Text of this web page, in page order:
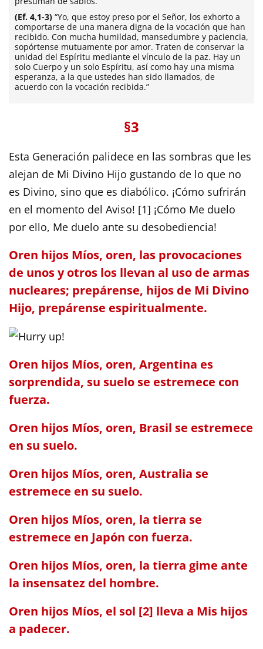
(Ef. 4,1-3) “Yo, que estoy preso por el Señor, los exhorto a
comportarse de una manera digna de la vocación que han
recibido. Con mucha humildad, mansedumbre y paciencia,
sopórtense mutuamente por amor. Traten de conservar la
unidad del Espíritu mediante el vínculo de la paz. Hay un
solo Cuerpo y un solo Espíritu, así como hay una misma
esperanza, a la que ustedes han sido llamados, de
acuerdo con la vocación recibida.”
§3
Esta Generación palidece en las sombras que les
alejan de Mi Divino Hijo gustando de lo que no
es Divino, sino que es diabólico. ¡Cómo sufrirán
en el momento del Aviso! [1] ¡Cómo Me duelo
por ello, Me duelo ante su desobediencia!
Oren hijos Míos, oren, las provocaciones
de unos y otros los llevan al uso de armas
nucleares; prepárense, hijos de Mi Divino
Hijo, prepárense espiritualmente.
Oren hijos Míos, oren, Argentina es
sorprendida, su suelo se estremece con
fuerza.
Oren hijos Míos, oren, Brasil se estremece
en su suelo.
Oren hijos Míos, oren, Australia se
estremece en su suelo.
Oren hijos Míos, oren, la tierra se
estremece en Japón con fuerza.
Oren hijos Míos, oren, la tierra gime ante
la insensatez del hombre.
Oren hijos Míos, el sol [2] lleva a Mis hijos
a padecer.